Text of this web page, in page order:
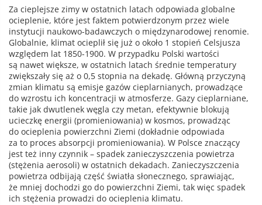
Za cieplejsze zimy w ostatnich latach odpowiada globalne
ocieplenie, które jest faktem potwierdzonym przez wiele
instytucji naukowo-badawczych o międzynarodowej renomie.
Globalnie, klimat ocieplił się już o około 1 stopień Celsjusza
względem lat 1850-1900. W przypadku Polski wartości
są nawet większe, w ostatnich latach średnie temperatury
zwiększały się aż o 0,5 stopnia na dekadę. Główną przyczyną
zmian klimatu są emisje gazów cieplarnianych, prowadzące
do wzrostu ich koncentracji w atmosferze. Gazy cieplarniane,
takie jak dwutlenek węgla czy metan, efektywnie blokują
ucieczkę energii (promieniowania) w kosmos, prowadząc
do ocieplenia powierzchni Ziemi (dokładnie odpowiada
za to proces absorpcji promieniowania). W Polsce znaczący
jest też inny czynnik – spadek zanieczyszczenia powietrza
(stężenia aerosoli) w ostatnich dekadach. Zanieczyszczenia
powietrza odbijają część światła słonecznego, sprawiając,
że mniej dochodzi go do powierzchni Ziemi, tak więc spadek
ich stężenia prowadzi do ocieplenia klimatu.